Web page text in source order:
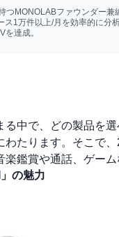
つMONOLABファウンダー
ス1万件以上/月を効率的に
達成。
中で、どの製品を
たります。そこで
鑑賞や通話、ゲー
の魅力